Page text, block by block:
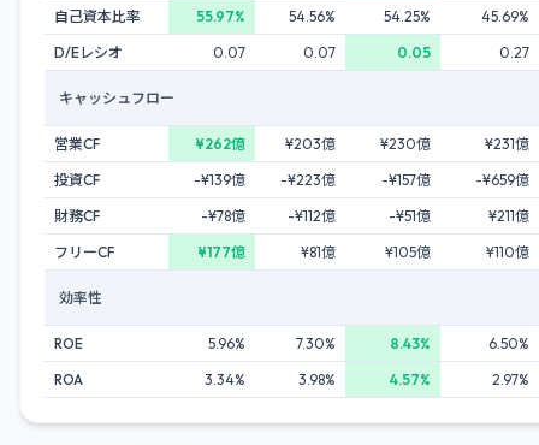
自己資本比率
55.97% 54.56% 54.25%
45.69%
D/Eレシオ
0.07 0.07 0.05 0.27
キャッシュフロー
営業CF ¥262億 ¥203億 ¥230億
¥231億
投資CF
-¥139億 -¥223億 -¥157億
-¥659億
財務CF
-¥78億 -¥112億 -¥51億
¥211億
フリーCF
¥177億 ¥81億 ¥105億 ¥110億
効率性
ROE 5.96% 7.30% 8.43%
6.50%
ROA
3.34% 3.98% 4.57% 2.97%